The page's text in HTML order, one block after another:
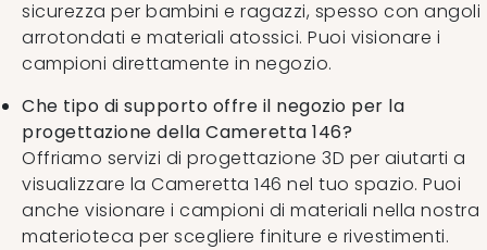
sicurezza per bambini e ragazzi, spesso con angoli
arrotondati e materiali atossici. Puoi visionare i
campioni direttamente in negozio.
Che tipo di supporto offre il negozio per la
progettazione della Cameretta 146?
Offriamo servizi di progettazione 3D per aiutarti a
visualizzare la Cameretta 146 nel tuo spazio. Puoi
anche visionare i campioni di materiali nella nostra
materioteca per scegliere finiture e rivestimenti.